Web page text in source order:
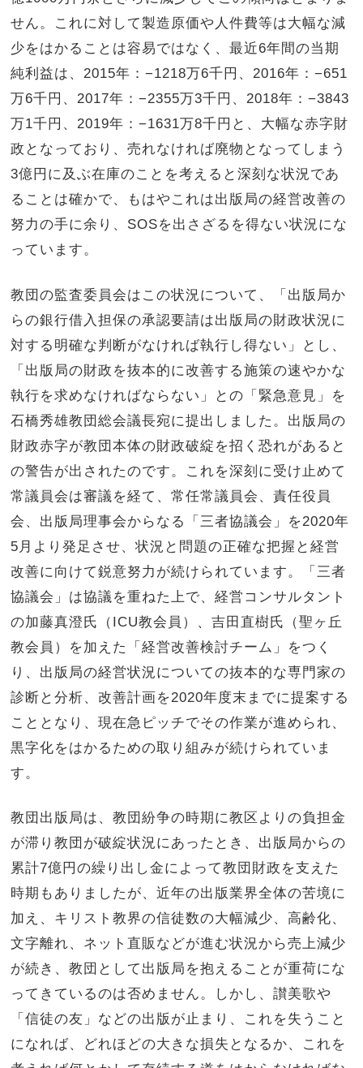
せん。これに対して製造原価や人件費等は大幅な減
少をはかることは容易ではなく、最近6年間の当期
純利益は、2015年：−1218万6千円、2016年：−651
万6千円、2017年：−2355万3千円、2018年：−3843
万1千円、2019年：−1631万8千円と、大幅な赤字財
政となっており、売れなければ廃物となってしまう
3億円に及ぶ在庫のことを考えると深刻な状況であ
ることは確かで、もはやこれは出版局の経営改善の
努力の手に余り、SOSを出さざるを得ない状況にな
っています。
教団の監査委員会はこの状況について、「出版局か
らの銀行借入担保の承認要請は出版局の財政状況に
対する明確な判断がなければ執行し得ない」とし、
「出版局の財政を抜本的に改善する施策の速やかな
執行を求めなければならない」との「緊急意見」を
石橋秀雄教団総会議長宛に提出しました。出版局の
財政赤字が教団本体の財政破綻を招く恐れがあると
の警告が出されたのです。これを深刻に受け止めて
常議員会は審議を経て、常任常議員会、責任役員
会、出版局理事会からなる「三者協議会」を2020年
5月より発足させ、状況と問題の正確な把握と経営
改善に向けて鋭意努力が続けられています。「三者
協議会」は協議を重ねた上で、経営コンサルタント
の加藤真澄氏（ICU教会員）、吉田直樹氏（聖ヶ丘
教会員）を加えた「経営改善検討チーム」をつく
り、出版局の経営状況についての抜本的な専門家の
診断と分析、改善計画を2020年度末までに提案する
こととなり、現在急ピッチでその作業が進められ、
黒字化をはかるための取り組みが続けられていま
す。
教団出版局は、教団紛争の時期に教区よりの負担金
が滞り教団が破綻状況にあったとき、出版局からの
累計7億円の繰り出し金によって教団財政を支えた
時期もありましたが、近年の出版業界全体の苦境に
加え、キリスト教界の信徒数の大幅減少、高齢化、
文字離れ、ネット直販などが進む状況から売上減少
が続き、教団として出版局を抱えることが重荷にな
ってきているのは否めません。しかし、讃美歌や
「信徒の友」などの出版が止まり、これを失うこと
になれば、どれほどの大きな損失となるか、これを